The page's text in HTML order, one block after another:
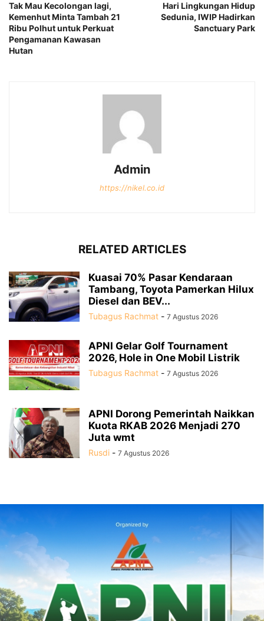
Tak Mau Kecolongan lagi,
Kemenhut Minta Tambah 21
Ribu Polhut untuk Perkuat
Pengamanan Kawasan
Hutan
Hari Lingkungan Hidup
Sedunia, IWIP Hadirkan
Sanctuary Park
Admin
https://nikel.co.id
RELATED ARTICLES
Kuasai 70% Pasar Kendaraan
Tambang, Toyota Pamerkan Hilux
Diesel dan BEV...
Tubagus Rachmat - 7 Agustus 2026
APNI Gelar Golf Tournament
2026, Hole in One Mobil Listrik
Tubagus Rachmat - 7 Agustus 2026
APNI Dorong Pemerintah Naikkan
Kuota RKAB 2026 Menjadi 270
Juta wmt
Rusdi - 7 Agustus 2026